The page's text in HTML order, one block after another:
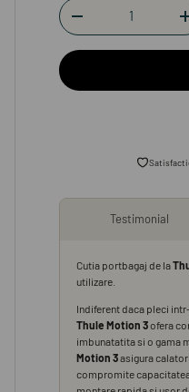
Cantitate
-